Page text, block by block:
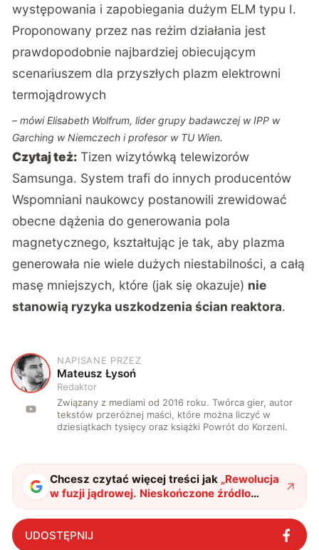
występowania i zapobiegania dużym ELM typu I.
Proponowany przez nas reżim działania jest
prawdopodobnie najbardziej obiecującym
scenariuszem dla przyszłych plazm elektrowni
termojądrowych
– mówi Elisabeth Wolfrum, lider grupy badawczej w IPP w
Garching w Niemczech i profesor w TU Wien.
Czytaj też: Tizen wizytówką telewizorów
Samsunga. System trafi do innych producentów
Wspomniani naukowcy postanowili zrewidować
obecne dążenia do generowania pola
magnetycznego, kształtując je tak, aby plazma
generowała nie wiele dużych niestabilności, a całą
masę mniejszych, które (jak się okazuje) nie
stanowią ryzyka uszkodzenia ścian reaktora.
M
NAPISANE PRZEZ
Mateusz Łysoń
Redaktor
Związany z mediami od 2016 roku. Twórca gier, autor
tekstów przeróżnej maści, które można liczyć w
dziesiątkach tysięcy oraz książki Powrót do Korzeni.
Chcesz czytać więcej treści jak „Rewolucja
w fuzji jądrowej. Nieskończone źródło
energii już w zasięgu naukowców"?
UDOSTĘPNIJ